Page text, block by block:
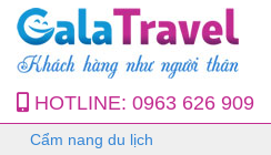
HOTLINE: 0963 626 909
Cẩm nang du lịch